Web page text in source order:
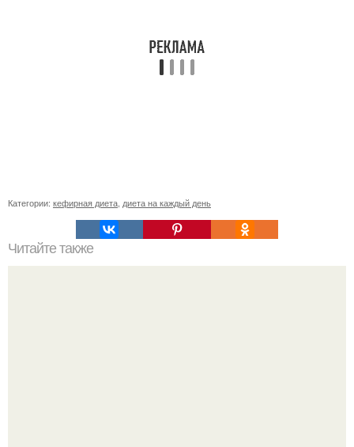
Категории: кефирная диета диета на каждый день
Читайте также